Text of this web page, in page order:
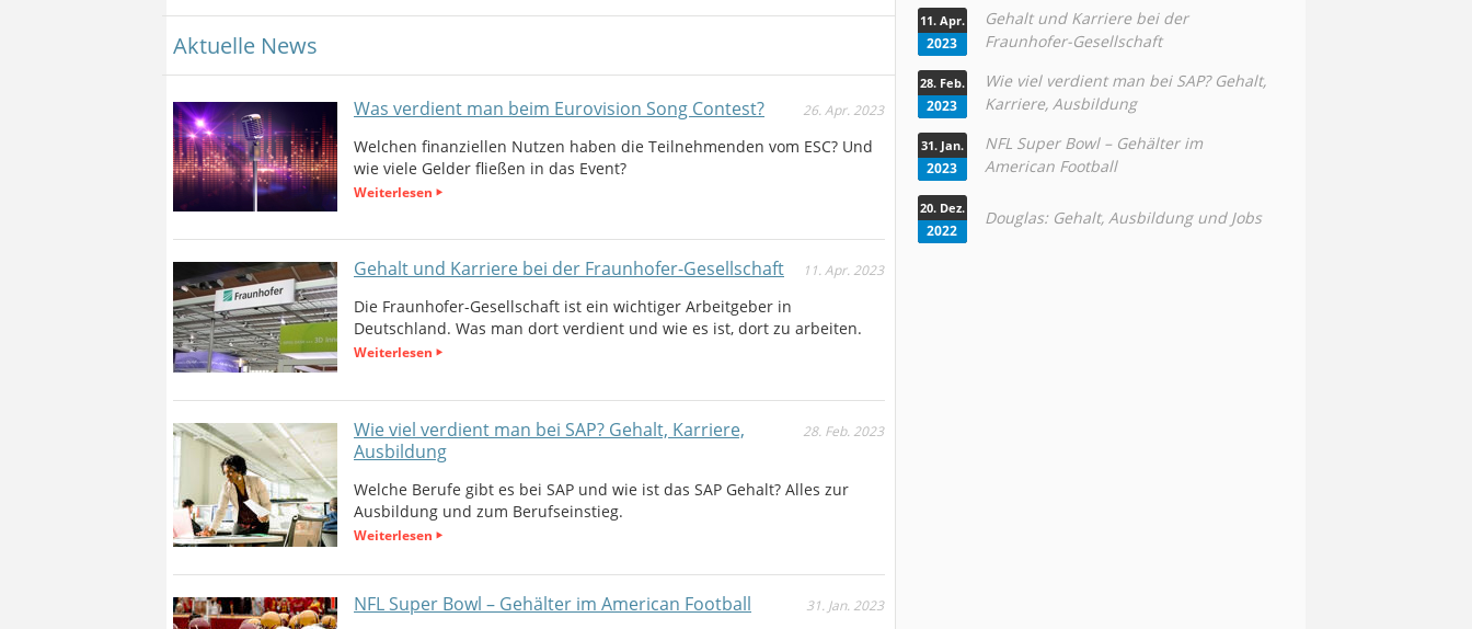
Aktuelle News
Was verdient man beim Eurovision Song Contest? 26. Apr. 2023
Welchen finanziellen Nutzen haben die Teilnehmenden vom ESC? Und
wie viele Gelder fließen in das Event?
Weiterlesen
Gehalt und Karriere bei der Fraunhofer-Gesellschaft 11. Apr. 2023
Die Fraunhofer-Gesellschaft ist ein wichtiger Arbeitgeber in
Deutschland. Was man dort verdient und wie es ist, dort zu arbeiten.
Weiterlesen
Wie viel verdient man bei SAP? Gehalt, Karriere,
Ausbildung
28. Feb. 2023
Welche Berufe gibt es bei SAP und wie ist das SAP Gehalt? Alles zur
Ausbildung und zum Berufseinstieg.
Weiterlesen
NFL Super Bowl – Gehälter im American Football 31. Jan. 2023
11. Apr.
2023
Gehalt und Karriere bei der
Fraunhofer-Gesellschaft
28. Feb.
2023
Wie viel verdient man bei SAP? Gehalt,
Karriere, Ausbildung
31. Jan.
2023
NFL Super Bowl – Gehälter im
American Football
20. Dez.
2022
Douglas: Gehalt, Ausbildung und Jobs